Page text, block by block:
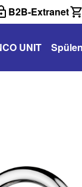
B2B-Extranet
UNIT